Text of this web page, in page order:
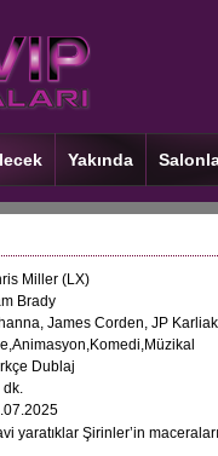
Yakında
Miller (LX)
Brady
James Corden, JP Karliak
Dublaj
dk.
yaratıklar Şirinler’in